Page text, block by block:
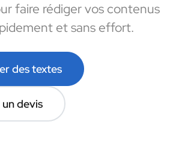
faire rédiger vos contenus
et sans effort.
des textes
devis